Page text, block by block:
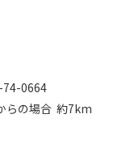
74-0664
らの場合 約7km